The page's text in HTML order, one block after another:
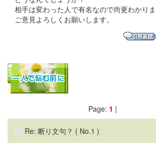
相手は変わった人で有名なので尚更わかりま
ご意見よろしくお願いします。
Page: 1 |
Re: 断り文句？ ( No.1 )